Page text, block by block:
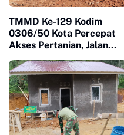
TMMD Ke-129 Kodim
0306/50 Kota Percepat
Akses Pertanian, Jalan
Limapuluh Kota